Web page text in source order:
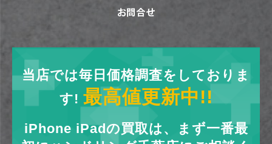
当店では毎日価格調査をしておりま
す! 最高値更新中!!
iPhone iPadの買取は、まず一番最